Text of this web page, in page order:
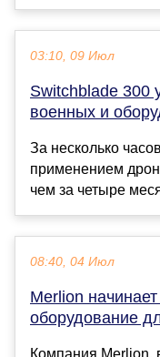
03:10, 09 Июл
Switchblade 300
военных и
За несколько
применением
чем за четыре
08:40, 04 Июл
Merlion
оборудование
Компания Merlion,